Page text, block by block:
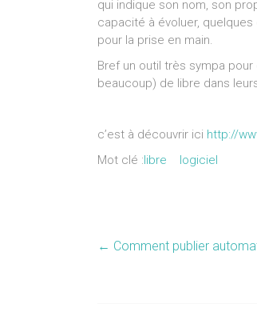
qui indique son nom, son
capacité à évoluer,
pour la prise en main.
Bref un outil très sympa
beaucoup) de libre dans
c’est à découvrir ici http://
Mot clé : libre logiciel
← Comment publier